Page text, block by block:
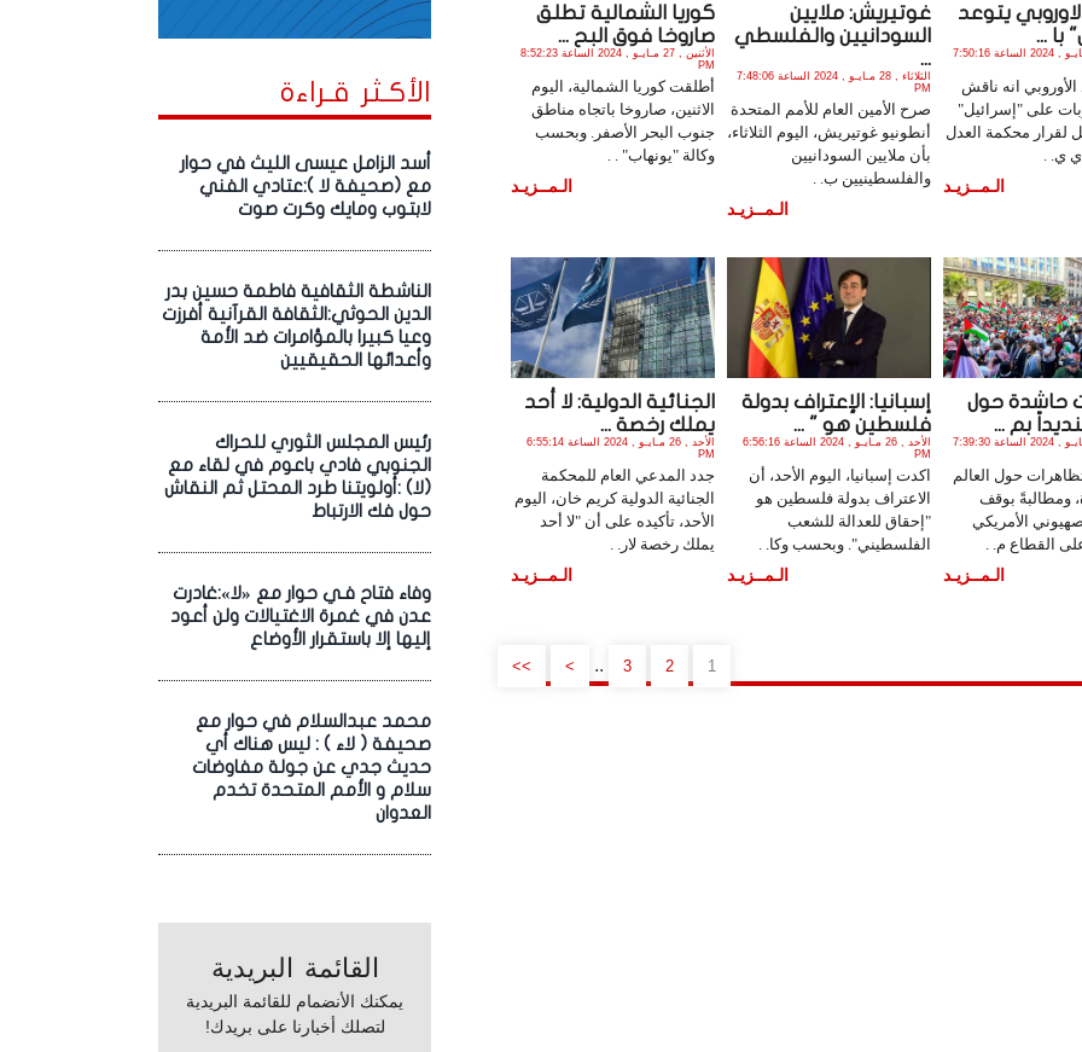
الأكـثر قـراءة
أسد الزامل عيسى الليث في حوار
مع (صحيفة لا ):عتادي الفني
لابتوب ومايك وكرت صوت
الناشطة الثقافية فاطمة حسين بدر
الدين الحوثي:الثقافة القرآنية أفرزت
وعيا كبيرا بالمؤامرات ضد الأمة
وأعدائها الحقيقيين
رئيس المجلس الثوري للحراك
الجنوبي فادي باعوم في لقاء مع
(لا) :أولويتنا طرد المحتل ثم النقاش
حول فك الارتباط
وفاء فتاح فـي حوار مع «لا»:غادرت
عدن في غمرة الاغتيالات ولن أعود
إليها إلا باستقرار الأوضاع
محمد عبدالسلام في حوار مع
صحيفة ( لاء ) : ليس هناك أي
حديث جدي عن جولة مفاوضات
سلام و الأمم المتحدة تخدم
العدوان
القائمة البريدية
يمكنك الأنضمام للقائمة البريدية
لتصلك أخبارنا على بريدك!
الاوروبي يتوعد
با ...
الثلاثاء , 28 مـايـو , 2024 الساعة 7:50:16
الأوروبي انه ناقش
على "إسرائيل"
لقرار محكمة العدل
ي. .
الـمــزيـد
غوتيريش: ملايين
السودانيين والفلسطي
...
الثلاثاء , 28 مـايـو , 2024 الساعة 7:48:06
PM
صرح الأمين العام للأمم المتحدة
أنطونيو غوتيريش، اليوم الثلاثاء،
بأن ملايين السودانيين
والفلسطينيين ب. .
الـمــزيـد
كوريا الشمالية تطلق
صاروخا فوق البح ...
الأثنين , 27 مـايـو , 2024 الساعة 8:52:23
PM
أطلقت كوريا الشمالية، اليوم
الاثنين، صاروخا باتجاه مناطق
جنوب البحر الأصفر. وبحسب
وكالة "يونهاب" . .
الـمــزيـد
حاشدة حول
بم ...
الأثنين , 27 مـايـو , 2024 الساعة 7:39:30
حول العالم
ومطالبةً بوقف
الأمريكي
القطاع م. .
الـمــزيـد
إسبانيا: الإعتراف بدولة
فلسطين هو " ...
الأحد , 26 مـايـو , 2024 الساعة 6:56:16
PM
اكدت إسبانيا، اليوم الأحد، أن
الاعتراف بدولة فلسطين هو
"إحقاق للعدالة للشعب
الفلسطيني". وبحسب وكا. .
الـمــزيـد
الجنائية الدولية: لا أحد
يملك رخصة ...
الأحد , 26 مـايـو , 2024 الساعة 6:55:14
PM
جدد المدعي العام للمحكمة
الجنائية الدولية كريم خان، اليوم
الأحد، تأكيده على أن "لا أحد
يملك رخصة لار. .
الـمــزيـد
1
2
3
..
>
>>